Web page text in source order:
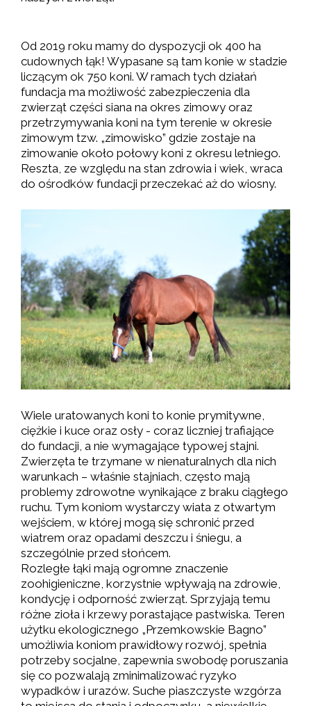
Od 2019 roku mamy do dyspozycji ok 400 ha
cudownych łąk! Wypasane są tam konie w stadzie
liczącym ok 750 koni. W ramach tych działań
fundacja ma możliwość zabezpieczenia dla
zwierząt części siana na okres zimowy oraz
przetrzymywania koni na tym terenie w okresie
zimowym tzw. „zimowisko” gdzie zostaje na
zimowanie około połowy koni z okresu letniego.
Reszta, ze względu na stan zdrowia i wiek, wraca
do ośrodków fundacji przeczekać aż do wiosny.
Wiele uratowanych koni to konie prymitywne,
ciężkie i kuce oraz osły - coraz liczniej trafiające
do fundacji, a nie wymagające typowej stajni.
Zwierzęta te trzymane w nienaturalnych dla nich
warunkach – właśnie stajniach, często mają
problemy zdrowotne wynikające z braku ciągłego
ruchu. Tym koniom wystarczy wiata z otwartym
wejściem, w której mogą się schronić przed
wiatrem oraz opadami deszczu i śniegu, a
szczególnie przed słońcem.
Rozległe łąki mają ogromne znaczenie
zoohigieniczne, korzystnie wpływają na zdrowie,
kondycję i odporność zwierząt. Sprzyjają temu
różne zioła i krzewy porastające pastwiska. Teren
użytku ekologicznego „Przemkowskie Bagno”
umożliwia koniom prawidłowy rozwój, spełnia
potrzeby socjalne, zapewnia swobodę poruszania
się co pozwalają zminimalizować ryzyko
wypadków i urazów. Suche piaszczyste wzgórza